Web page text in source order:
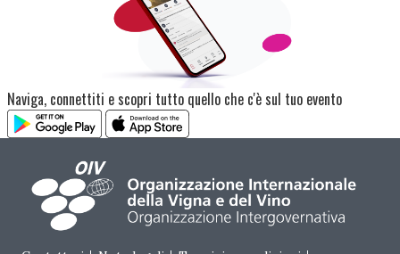
Naviga, connettiti e scopri tutto quello che c'è sul tuo evento